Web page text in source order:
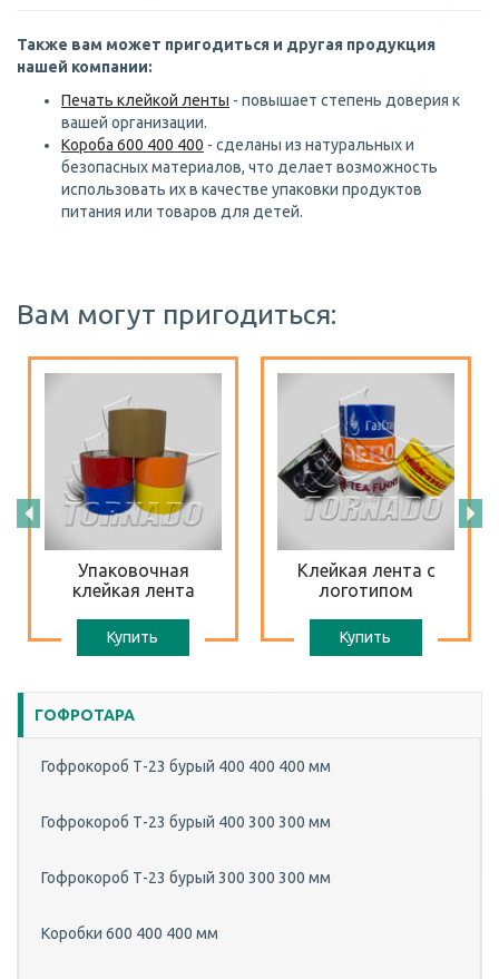
Также вам может пригодиться и другая продукция
нашей компании:
Печать клейкой ленты - повышает степень доверия к
вашей организации.
Короба 600 400 400 - сделаны из натуральных и
безопасных материалов, что делает возможность
использовать их в качестве упаковки продуктов
питания или товаров для детей.
Вам могут пригодиться:
Упаковочная
клейкая лента
Купить
Клейкая лента с
логотипом
Купить
ГОФРОТАРА
Гофрокороб Т-23 бурый 400 400 400 мм
Гофрокороб Т-23 бурый 400 300 300 мм
Гофрокороб Т-23 бурый 300 300 300 мм
Коробки 600 400 400 мм